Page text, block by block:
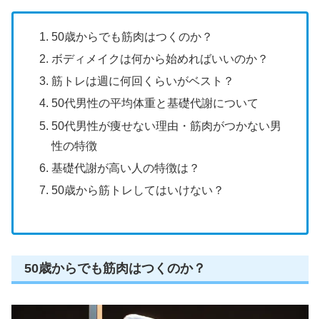
50歳からでも筋肉はつくのか？
ボディメイクは何から始めればいいのか？
筋トレは週に何回くらいがベスト？
50代男性の平均体重と基礎代謝について
50代男性が痩せない理由・筋肉がつかない男
性の特徴
基礎代謝が高い人の特徴は？
50歳から筋トレしてはいけない？
50歳からでも筋肉はつくのか？